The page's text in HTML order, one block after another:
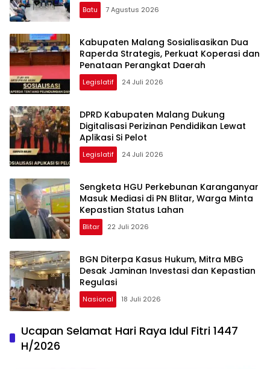
Batu 7 Agustus 2026
Kabupaten Malang Sosialisasikan Dua
Raperda Strategis, Perkuat Koperasi dan
Penataan Perangkat Daerah
Legislatif 24 Juli 2026
DPRD Kabupaten Malang Dukung
Digitalisasi Perizinan Pendidikan Lewat
Aplikasi Si Pelot
Legislatif 24 Juli 2026
Sengketa HGU Perkebunan Karanganyar
Masuk Mediasi di PN Blitar, Warga Minta
Kepastian Status Lahan
Blitar 22 Juli 2026
BGN Diterpa Kasus Hukum, Mitra MBG
Desak Jaminan Investasi dan Kepastian
Regulasi
Nasional 18 Juli 2026
Ucapan Selamat Hari Raya Idul Fitri 1447
H/2026